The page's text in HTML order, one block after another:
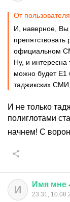
От пользователя
И, наверное, Вы
официальном
Ну, и интересна
можно будет Е1
таджикских
И не только
полиглотами
начнем! С
И Имя мне
23:31,